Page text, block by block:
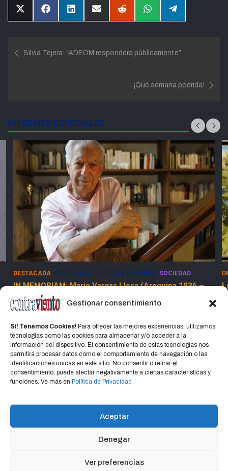
Gestionar consentimiento
Si! Tenemos Cookies! Para ofrecer las mejores experiencias, utilizamos
tecnologías como las cookies para almacenar y/o acceder a la
información del dispositivo. El consentimiento de estas tecnologías nos
permitirá procesar datos como el comportamiento de navegación o las
identificaciones únicas en este sitio. No consentir o retirar el
consentimiento, puede afectar negativamente a ciertas características y
funciones. Ve más en Política de Privacidad
Aceptar
Denegar
Ver preferencias
CompartirCompartirCompartirCompartirCompartirCompartirCompartir
de
Silvia Tejera: “ADEOM responderá públicamente”
¡Qué semana podrida!
INFORMES ESPECIALES
DESTACADA ESPECIALES SOCIEDAD
Los Dolores de la Guerra Flamenca
13 marzo, 2025 Jorge Martinez Jorge
Home Política de privacidad
CONTACTO
CONTRAVIENTO
Portal Hospedado en Hosting Montevideo Más de 15 años de